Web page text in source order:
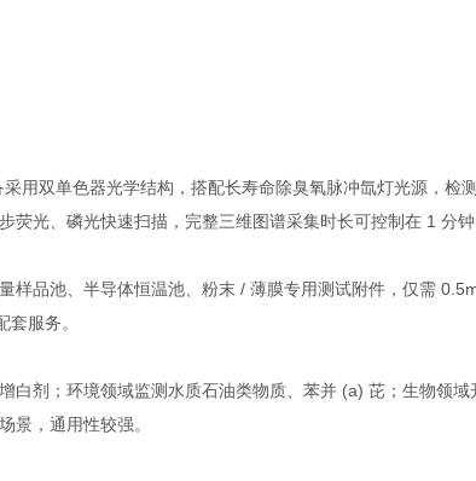
双单色器光学结构，搭配长寿命除臭氧脉冲氙灯光源，检
荧光、磷光快速扫描，完整三维图谱采集时长可控制在 1 分
品池、半导体恒温池、粉末 / 薄膜专用测试附件，仅需
服务。
剂；环境领域监测水质石油类物质、苯并 (a) 芘；生物领域
景，通用性较强。